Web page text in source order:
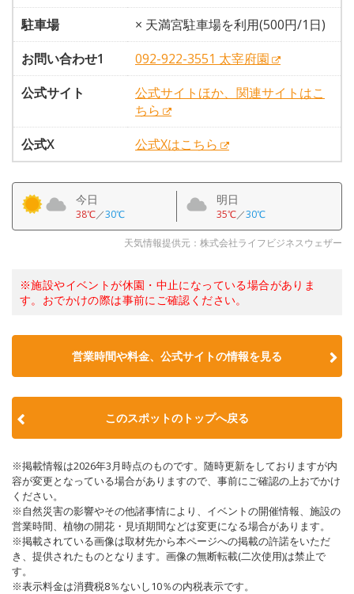
駐車場
× 天満宮駐車場を利用(500円/1日)
お問い合わせ1
092-922-3551 太宰府園
公式サイト
公式サイトほか、関連サイトはこ
ちら
公式X
公式Xはこちら
今日
38℃／30℃
明日
35℃／30℃
天気情報提供元：株式会社ライフビジネスウェザー
※施設やイベントが休園・中止になっている場合がありま
す。おでかけの際は事前にご確認ください。
営業時間や料金、公式サイトの情報を見る
このスポットのトップへ戻る
※掲載情報は2026年3月時点のものです。随時更新をしておりますが内
容が変更となっている場合がありますので、事前にご確認の上おでかけ
ください。
※自然災害の影響やその他諸事情により、イベントの開催情報、施設の
営業時間、植物の開花・見頃期間などは変更になる場合があります。
※掲載されている画像は取材先から本ページへの掲載の許諾をいただ
き、提供されたものとなります。画像の無断転載(二次使用)は禁止で
す。
※表示料金は消費税8％ないし10％の内税表示です。